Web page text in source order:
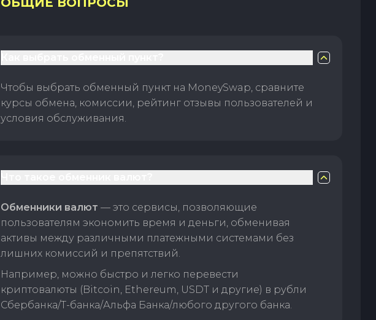
Чтобы выбрать обменный пункт на MoneySwap, сравните
курсы обмена, комиссии, рейтинг отзывы пользователей и
условия обслуживания.
Обменники валют — это сервисы, позволяющие
пользователям экономить время и деньги, обменивая
активы между различными платежными системами без
лишних комиссий и препятствий.
Например, можно быстро и легко перевести
криптовалюты (Bitcoin, Ethereum, USDT и другие) в рубли
Сбербанка/Т-банка/Альфа Банка/любого другого банка.